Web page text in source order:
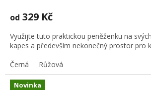
od 329 Kč
Využijte tuto praktickou peněženku na
kapes a především nekonečný prostor pro
Černá
Růžová
Novinka